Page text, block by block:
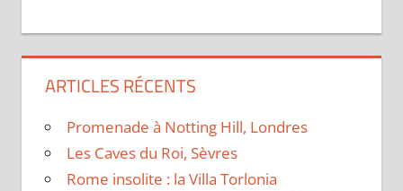
ARTICLES RÉCENTS
Promenade à Notting Hill, Londres
Les Caves du Roi, Sèvres
Rome insolite : la Villa Torlonia